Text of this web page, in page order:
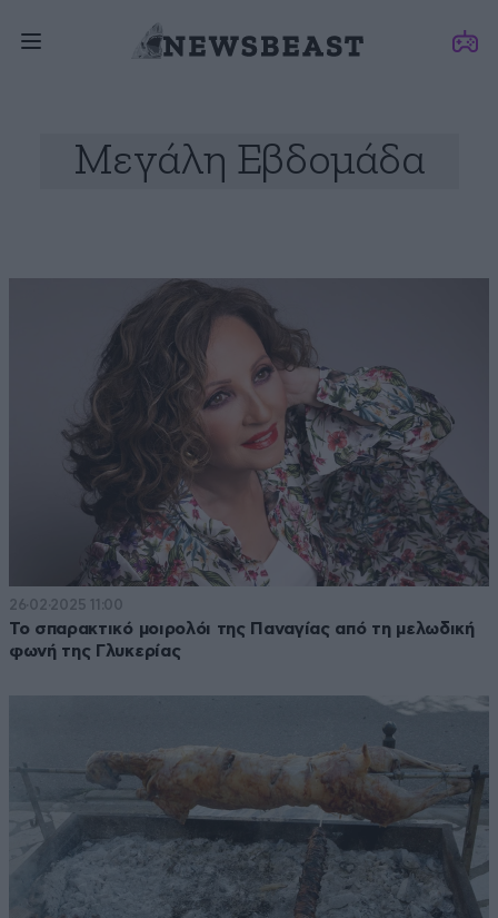
Μεγάλη Εβδομάδα
26·02·2025 11:00
Το σπαρακτικό μοιρολόι της Παναγίας από τη μελωδική
φωνή της Γλυκερίας